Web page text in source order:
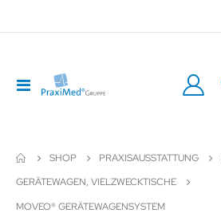
Navigation
umschalten
SHOP PRAXISAUSSTATTUNG
GERÄTEWAGEN, VIELZWECKTISCHE
MOVEO® GERÄTEWAGENSYSTEM